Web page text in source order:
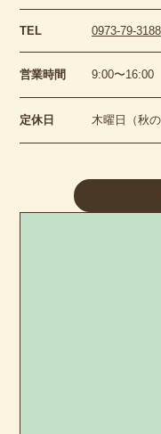
TEL 0973-79-3188
営業時間 9:00〜16:00
定休日 木曜日（秋